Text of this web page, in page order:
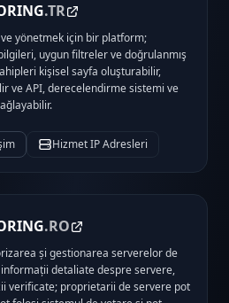
.TR
ve yönetmek için bir platform;
uygun filtreler ve doğrulanmış
kişisel sayfa oluşturabilir,
ve API, derecelendirme sistemi ve
Hizmet IP Adresleri
.RO
și gestionarea serverelor de
detaliate despre servere,
verificate; proprietarii de servere pot